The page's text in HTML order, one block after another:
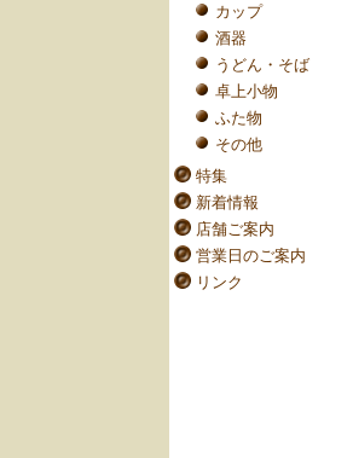
カップ
酒器
うどん・そば
卓上小物
ふた物
その他
特集
新着情報
店舗ご案内
営業日のご案内
リンク